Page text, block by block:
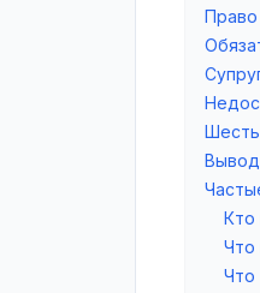
Право
Шесть
Вывод
Кто
Что
Что